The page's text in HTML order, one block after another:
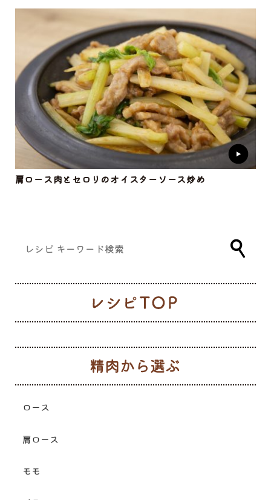
肩ロース肉とセロリのオイスターソース炒め
ロース
肩ロース
モモ